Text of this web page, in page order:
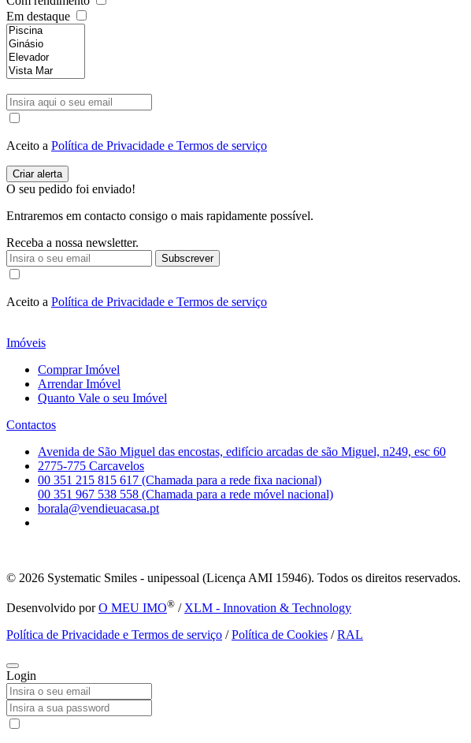
Em destaque
Aceito a Política de Privacidade e Termos de serviço
O seu pedido foi enviado!
Entraremos em contacto consigo o mais rapidamente possível.
Receba a nossa newsletter.
Subscrever
Aceito a Política de Privacidade e Termos de serviço
Imóveis
Comprar Imóvel
Arrendar Imóvel
Quanto Vale o seu Imóvel
Contactos
Avenida de São Miguel das encostas, edifício arcadas de são Miguel, n249, esc 60
2775-775 Carcavelos
00 351 215 815 617 (Chamada para a rede fixa nacional)
00 351 967 538 558 (Chamada para a rede móvel nacional)
borala@vendieuacasa.pt
© 2026 Systematic Smiles - unipessoal (Licença AMI 15946). Todos os direitos reservados.
Desenvolvido porO MEU IMO® / XLM - Innovation & Technology
Política de Privacidade e Termos de serviço /Política de Cookies /RAL
Login